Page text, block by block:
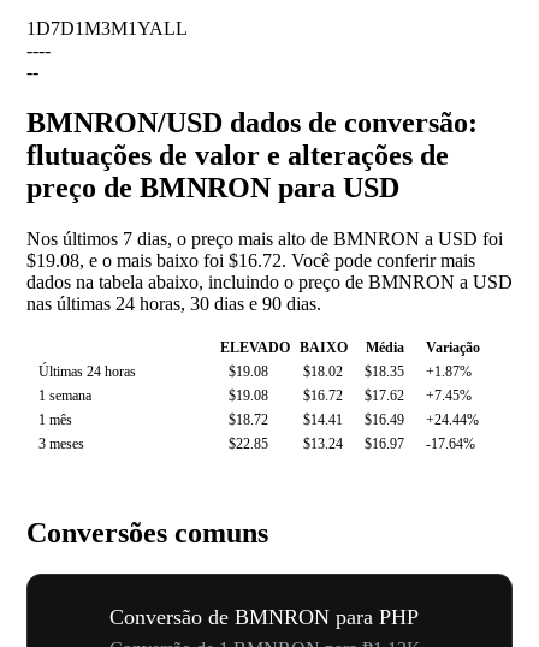
1D7D1M3M1YALL
----
--
BMNRON/USD dados de conversão:
flutuações de valor e alterações de
preço de BMNRON para USD
Nos últimos 7 dias, o preço mais alto de BMNRON a USD foi
$19.08, e o mais baixo foi $16.72. Você pode conferir mais
dados na tabela abaixo, incluindo o preço de BMNRON a USD
nas últimas 24 horas, 30 dias e 90 dias.
ELEVADO BAIXO Média
Variação
Últimas 24 horas
$19.08 $18.02 $18.35
+1.87%
1 semana
$19.08 $16.72 $17.62
+7.45%
1 mês
$18.72 $14.41 $16.49
+24.44%
3 meses
$22.85 $13.24 $16.97 -17.64%
Conversões comuns
Conversão de BMNRON para PHP